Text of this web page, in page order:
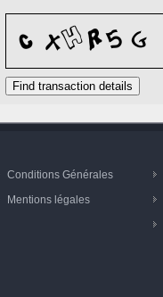
Find transaction details
Conditions Générales
Mentions légales